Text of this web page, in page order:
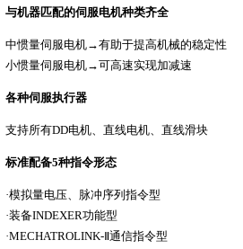
与机器匹配的伺服电机种类齐全
中惯量伺服电机→有助于提高机械的稳定性
小惯量伺服电机→可高速实现加减速
各种伺服执行器
支持所有DD电机、直线电机、直线滑块
标准配备5种指令形态
·模拟量电压、脉冲序列指令型
·装备INDEXER功能型
·MECHATROLINK-Ⅱ通信指令型